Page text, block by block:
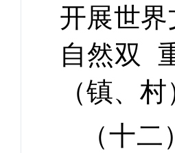
开展世
自然双
（镇、
（十